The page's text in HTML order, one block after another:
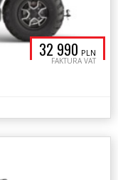
32 990 PLN
FAKTURA VAT